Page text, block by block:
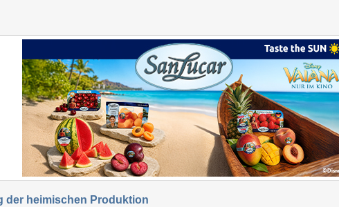
der heimischen Produktion